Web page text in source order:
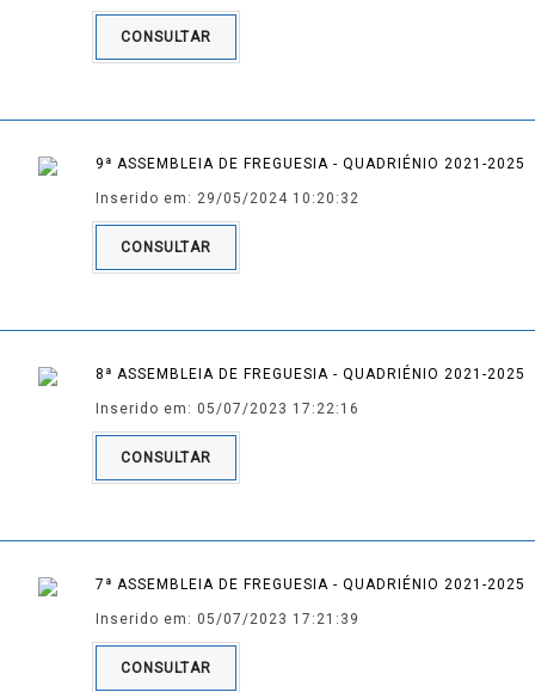
CONSULTAR
9ª ASSEMBLEIA DE FREGUESIA - QUADRIÉNIO 2021-2025
Inserido em: 29/05/2024 10:20:32
CONSULTAR
8ª ASSEMBLEIA DE FREGUESIA - QUADRIÉNIO 2021-2025
Inserido em: 05/07/2023 17:22:16
CONSULTAR
7ª ASSEMBLEIA DE FREGUESIA - QUADRIÉNIO 2021-2025
Inserido em: 05/07/2023 17:21:39
CONSULTAR